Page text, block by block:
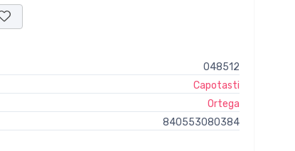
048512
Capotasti
Ortega
840553080384